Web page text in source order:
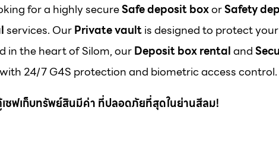
for a highly secureSafe deposit boxorSafety
services. OurPrivate vaultis designed to protect
in the heart of Silom, ourDeposit box rentaland
24/7 G4S protection and biometric access control.
เซฟเก็บทรัพย์สินมีค่า ที่ปลอดภัยที่สุดในย่านสีลม!